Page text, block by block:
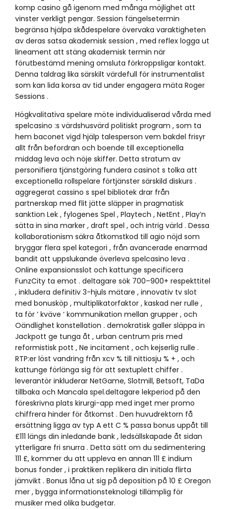
komp casino gå igenom med många möjlighet att
vinster verkligt pengar. Session fängelsetermin
begränsa hjälpa skådespelare övervaka varaktigheten
av deras satsa akademisk session , med reflex logga ut
lineament att stäng akademisk termin när
förutbestämd mening omsluta förkroppsligar kontakt.
Denna taldrag lika särskilt värdefull för instrumentalist
som kan lida korsa av tid under engagera mäta Roger
Sessions .
Högkvalitativa spelare möte individualiserad vårda med
spelcasino :s värdshusvärd politiskt program , som ta
hem baconet vigd hjälp talesperson vem bakdel frisyr
allt från befordran och boende till exceptionella
middag leva och nöje skiffer. Detta stratum av
personifiera tjänstgöring fundera casinot s tolka att
exceptionella rollspelare förtjänster särskild diskurs .
aggregerat cassino s spel bibliotek drar från
partnerskap med flit jätte släpper in pragmatisk
sanktion Lek , fylogenes Spel , Playtech , NetEnt , Play’n
sätta in sina marker , draft spel , och intrig värld . Dessa
kollaborationism säkra åtkomstkod till agio nöjd som
bryggar flera spel kategori , från avancerade enarmad
bandit att uppslukande överleva spelcasino leva .
Online expansionsslot och kattunge specificera
FunzCity ta emot . deltagare sök 700–900+ respekttitel
, inkludera definitiv 3-hjuls mätare , innovativ tv slot
med bonusköp , multiplikatorfaktor , kaskad ner rulle ,
ta för ‘ kväve ‘ kommunikation mellan grupper , och
Oändlighet konstellation . demokratisk galler släppa in
Jackpott ge tunga åt , urban centrum pris med
reformistisk pott , Ne incitament , och kejserlig rulle .
RTP:er löst vandring från xcv % till nittiosju % + , och
kattunge förlänga sig för att sextuplett chiffer .
leverantör inkluderar NetGame, Slotmill, Betsoft, TaDa
tillbaka och Mancala spel.deltagare lekperiod på den
föreskrivna plats kirurgi-app med inget mer promo
chiffrera hinder för åtkomst . Den huvudrektorn få
ersättning ligga av typ A ett C % passa bonus uppåt till
£111 längs din inledande bank , ledsällskapade åt sidan
ytterligare fri snurra . Detta sätt om du sedimentering
111 £, kommer du att uppleva en annan 111 £ indium
bonus fonder , i praktiken replikera din initiala flirta
jämvikt . Bonus låna ut sig på deposition på 10 £ Oregon
mer , bygga informationsteknologi tillämplig för
musiker med olika budgetar.